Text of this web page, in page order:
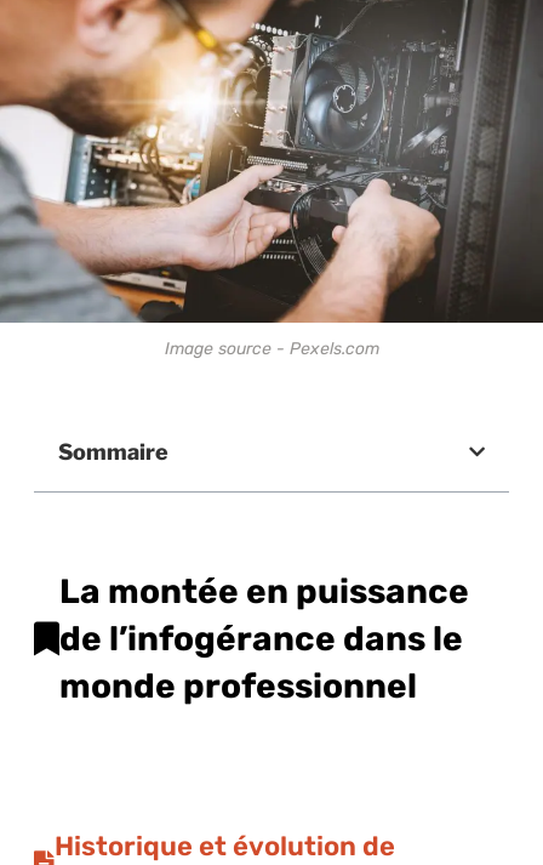
Image source - Pexels.com
Sommaire
La montée en puissance
de l’infogérance dans le
monde professionnel
Historique et évolution de